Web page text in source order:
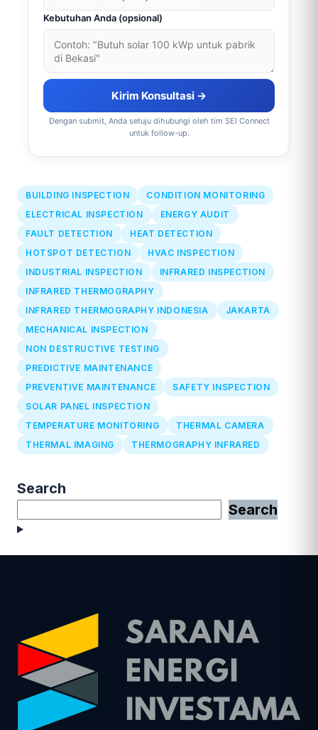
Search
Search
Kebutuhan Anda (opsional)
Kirim Konsultasi →
Dengan submit, Anda setuju dihubungi oleh tim SEI Connect
untuk follow-up.
BUILDING INSPECTION
CONDITION MONITORING
ELECTRICAL INSPECTION
ENERGY AUDIT
FAULT DETECTION
HEAT DETECTION
HOTSPOT DETECTION
HVAC INSPECTION
INDUSTRIAL INSPECTION
INFRARED INSPECTION
INFRARED THERMOGRAPHY
INFRARED THERMOGRAPHY INDONESIA
JAKARTA
MECHANICAL INSPECTION
NON DESTRUCTIVE TESTING
PREDICTIVE MAINTENANCE
PREVENTIVE MAINTENANCE
SAFETY INSPECTION
SOLAR PANEL INSPECTION
TEMPERATURE MONITORING
THERMAL CAMERA
THERMAL IMAGING
THERMOGRAPHY INFRARED